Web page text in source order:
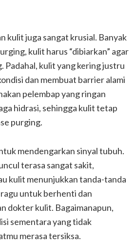
kulit juga sangat krusial. Banyak
kulit harus “dibiarkan” agar
Padahal, kulit yang kering justru
dan membuat barrier alami
pelembap yang ringan
hidrasi, sehingga kulit tetap
purging.
mendengarkan sinyal tubuh.
terasa sangat sakit,
kulit menunjukkan tanda-tanda
untuk berhenti dan
dokter kulit. Bagaimanapun,
sementara yang tidak
merasa tersiksa.